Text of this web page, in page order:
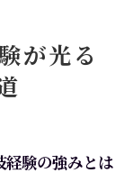
立つ競技的
が光る
経験の強みとは